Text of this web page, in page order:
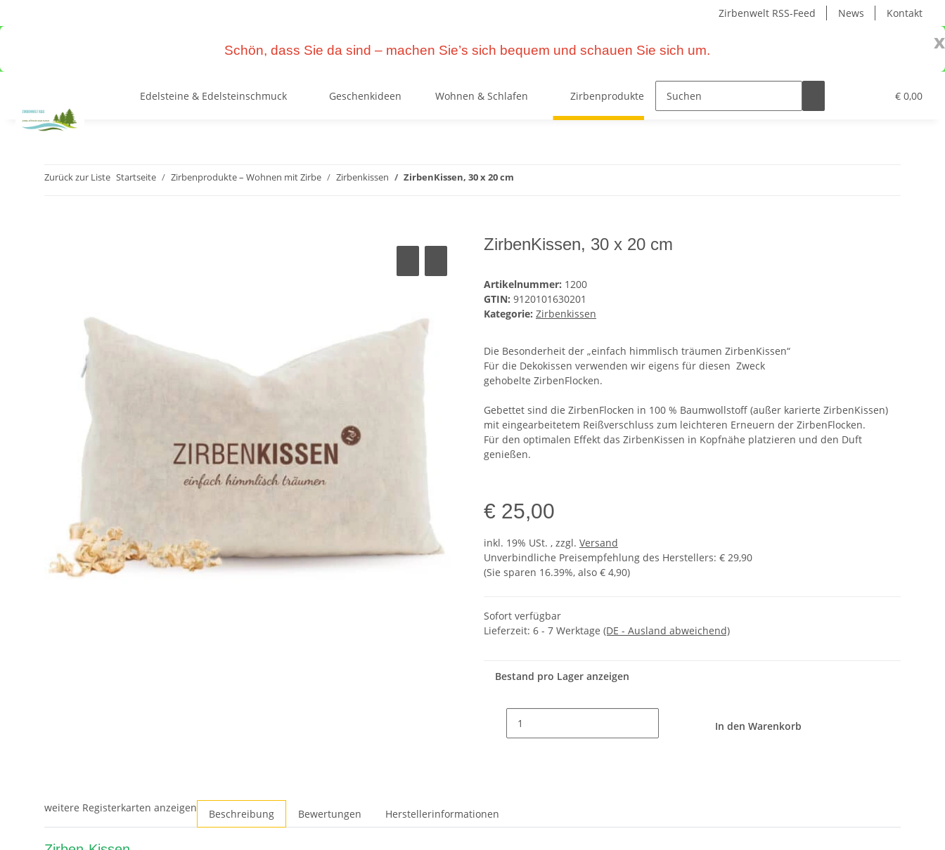
Zirbenwelt RSS-Feed News Kontakt
x
Schön, dass Sie da sind – machen Sie’s sich bequem und schauen Sie sich um.
€ 0,00
Edelsteine & Edelsteinschmuck Geschenkideen Wohnen & Schlafen Zirbenprodukte – Wohnen mit Zirbe Primavera Naturprodukte
Zurück zur Liste Startseite Zirbenprodukte – Wohnen mit Zirbe Zirbenkissen ZirbenKissen, 30 x 20 cm
ZirbenKissen, 30 x 20 cm
Artikelnummer: 1200
GTIN: 9120101630201
Kategorie: Zirbenkissen
Die Besonderheit der „einfach himmlisch träumen ZirbenKissen“
Für die Dekokissen verwenden wir eigens für diesen Zweck
gehobelte ZirbenFlocken.
Gebettet sind die ZirbenFlocken in 100 % Baumwollstoff (außer karierte ZirbenKissen)
mit eingearbeitetem Reißverschluss zum leichteren Erneuern der ZirbenFlocken.
Für den optimalen Effekt das ZirbenKissen in Kopfnähe platzieren und den Duft
genießen.
€ 25,00
inkl. 19% USt. , zzgl. Versand
Unverbindliche Preisempfehlung des Herstellers: € 29,90
(Sie sparen 16.39%, also € 4,90)
Sofort verfügbar
Lieferzeit: 6 - 7 Werktage (DE - Ausland abweichend)
Bestand pro Lager anzeigen
In den Warenkorb
weitere Registerkarten anzeigen Beschreibung Bewertungen Herstellerinformationen